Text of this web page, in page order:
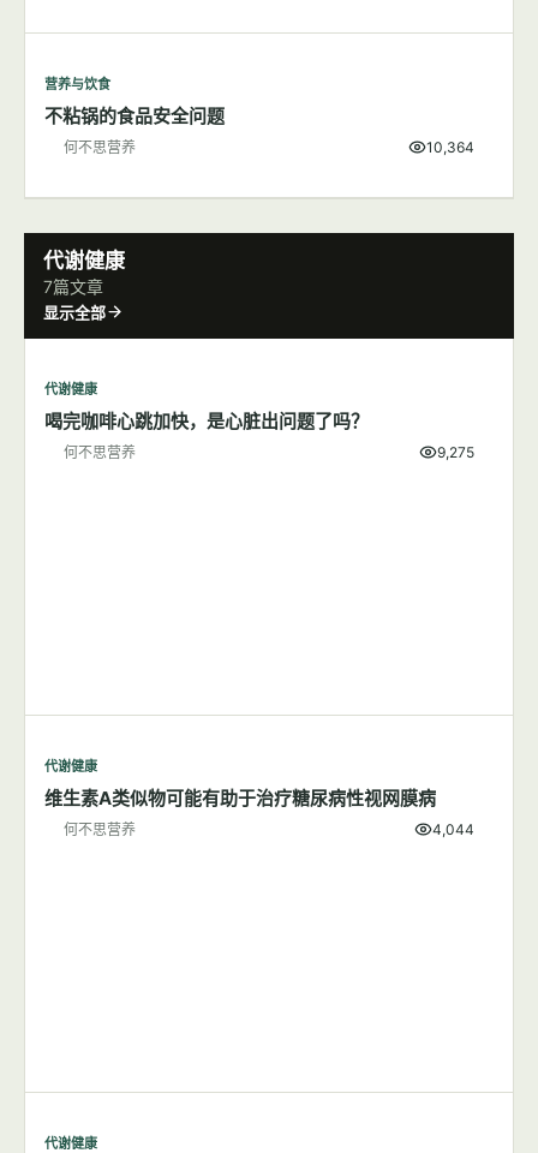
营养与饮食
不粘锅的食品安全问题
何不思营养 10,364
代谢健康
7篇文章
显示全部
代谢健康
喝完咖啡心跳加快，是心脏出问题了吗？
何不思营养 9,275
代谢健康
维生素A类似物可能有助于治疗糖尿病性视网膜病
何不思营养 4,044
代谢健康